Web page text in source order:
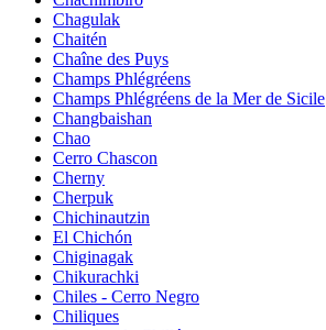
Chagulak
Chaitén
Chaîne des Puys
Champs Phlégréens
Champs Phlégréens de la Mer de Sicile
Changbaishan
Chao
Cerro Chascon
Cherny
Cherpuk
Chichinautzin
El Chichón
Chiginagak
Chikurachki
Chiles - Cerro Negro
Chiliques